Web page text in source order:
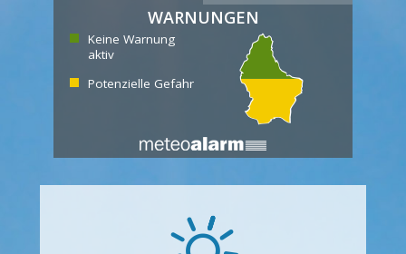
WARNUNGEN
Keine Warnung
aktiv
Potenzielle Gefahr